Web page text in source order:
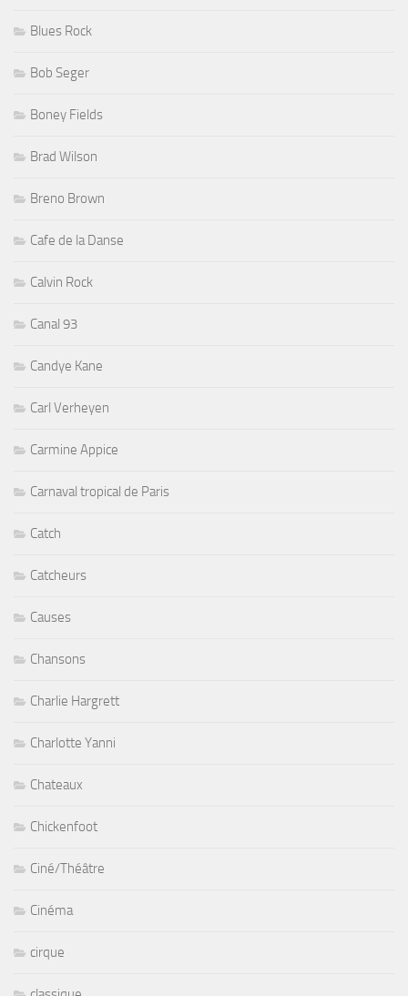
Blues Rock
Bob Seger
Boney Fields
Brad Wilson
Breno Brown
Cafe de la Danse
Calvin Rock
Canal 93
Candye Kane
Carl Verheyen
Carmine Appice
Carnaval tropical de Paris
Catch
Catcheurs
Causes
Chansons
Charlie Hargrett
Charlotte Yanni
Chateaux
Chickenfoot
Ciné/Théâtre
Cinéma
cirque